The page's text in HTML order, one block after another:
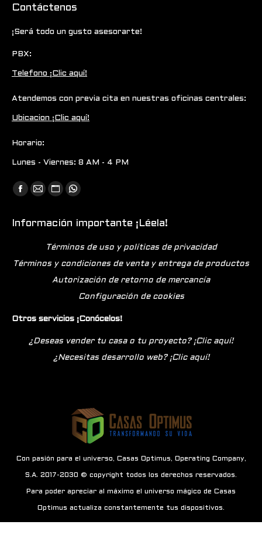
Contáctenos
¡Será todo un gusto asesorarte!
PBX:
Telefono ¡Clic aquí!
Atendemos con previa cita en nuestras oficinas centrales:
Ubicacion ¡Clic aquí!
Horario:
Lunes - Viernes: 8 AM - 4 PM
Encuéntranos en:
Facebook
opens
Mail
opens
Sitio
page
Whatsapp
opens
Información importante ¡Léela!
Términos de uso y políticas de privacidad
Términos y condiciones de venta y entrega de productos
Autorización de retorno de mercancía
Configuración de cookies
Otros servicios ¡Conócelos!
¿Deseas vender tu casa o tu proyecto? ¡Clic aquí!
¿Necesitas desarrollo web? ¡Clic aquí!
Con pasión para el universo, Casas Optimus, Operating Company,
S.A. 2017-2030 © copyright todos los derechos reservados.
Para poder apreciar al máximo el universo mágico de Casas
Optimus actualiza constantemente tus dispositivos.